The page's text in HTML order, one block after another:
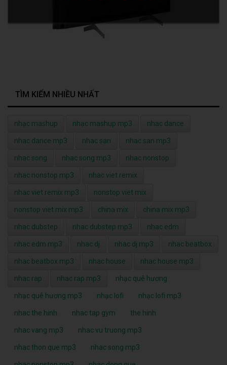
TÌM KIẾM NHIỀU NHẤT
nhạc mashup nhạc mashup mp3 nhac dance
nhac dance mp3 nhac san nhac san mp3
nhac song nhac song mp3 nhac nonstop
nhac nonstop mp3 nhac viet remix
nhac viet remix mp3 nonstop viet mix
nonstop viet mix mp3 china mix china mix mp3
nhac dubstep nhac dubstep mp3 nhac edm
nhac edm mp3 nhac dj nhac dj mp3 nhac beatbox
nhac beatbox mp3 nhac house nhac house mp3
nhac rap nhac rap mp3 nhạc quê hương
nhạc quê hương mp3 nhạc lofi nhạc lofi mp3
nhac the hinh nhac tap gym the hinh
nhac vang mp3 nhac vu truong mp3
nhac thon que mp3 nhac song mp3